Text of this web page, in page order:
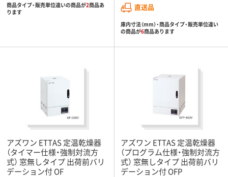
商品タイプ・販売単位違いの商品が2商品あ
ります
直送品
庫内寸法（mm）・商品タイプ・販売単位違い
の商品が6商品あります
アズワン ETTAS 定温乾燥器
（タイマー仕様・強制対流方
式） 窓無しタイプ 出荷前バリ
デーション付 OF
アズワン ETTAS 定温乾燥器
（プログラム仕様・強制対流方
式） 窓無しタイプ 出荷前バリ
デーション付 OFP